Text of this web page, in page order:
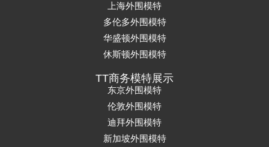
上海外围模特
多伦多外围模特
华盛顿外围模特
休斯顿外围模特
TT商务模特展示
东京外围模特
伦敦外围模特
迪拜外围模特
新加坡外围模特